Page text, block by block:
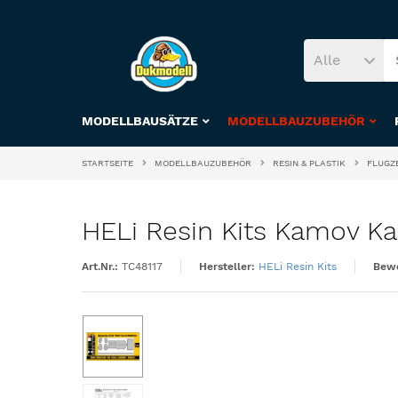
Alle
MODELLBAUSÄTZE MODELLBAUZUBEHÖR
STARTSEITE MODELLBAUZUBEHÖR RESIN & PLASTIK
HELi Resin Kits Kamov
Art.Nr.: TC48117 Hersteller: HELi Resin Kits